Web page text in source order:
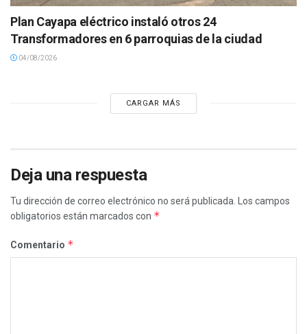
Plan Cayapa eléctrico instaló otros 24
Transformadores en 6 parroquias de la ciudad
04/08/2026
CARGAR MÁS
Deja una respuesta
Tu dirección de correo electrónico no será publicada.
Los campos
obligatorios están marcados con *
Comentario *